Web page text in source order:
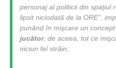
personaj al politicii din spaţiul
lipsit niciodată de la ORE”,
punând în mişcare un
jucător, de aceea, tot ce
niciun fel străin;